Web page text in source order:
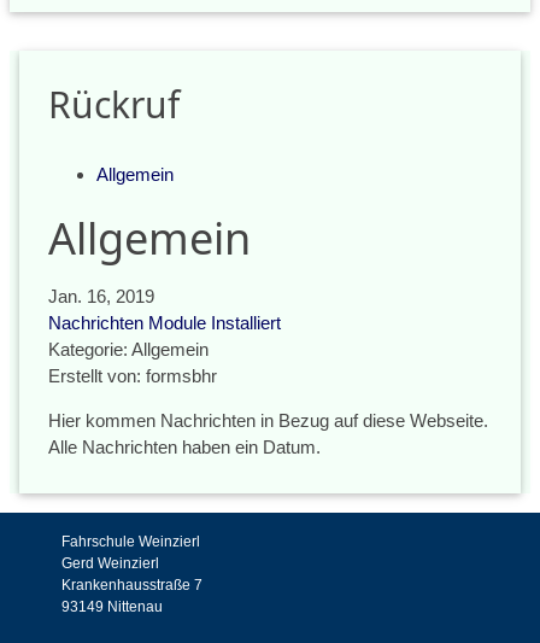
Rückruf
Allgemein
Allgemein
Jan. 16, 2019
Nachrichten Module Installiert
Kategorie: Allgemein
Erstellt von: formsbhr
Hier kommen Nachrichten in Bezug auf diese Webseite.
Alle Nachrichten haben ein Datum.
Fahrschule Weinzierl
Gerd Weinzierl
Krankenhausstraße 7
93149 Nittenau